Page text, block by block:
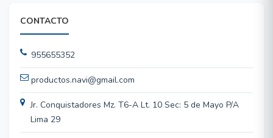
CONTACTO
955655352
productos.navi@gmail.com
Jr. Conquistadores Mz. T6-A Lt. 10 Sec: 5 de Mayo P/A
Lima 29